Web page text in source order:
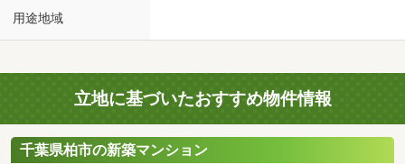
用途地域
立地に基づいたおすすめ物件情報
千葉県柏市の新築マンション